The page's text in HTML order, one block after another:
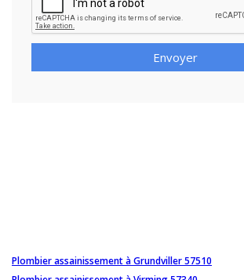
Envoyer
Plombier assainissement à Grundviller 57510